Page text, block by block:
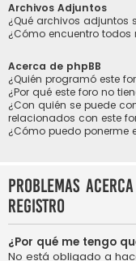
Archivos Adjuntos
¿Qué archivos adjuntos
¿Cómo encuentro
Acerca de phpBB
¿Quién programó este
¿Por qué este foro no
¿Con quién se puede
relacionados con este
¿Cómo puedo ponerme
Problemas
registro
¿Por qué me tengo
No está obligado a